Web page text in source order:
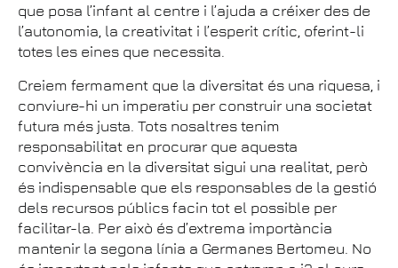
que posa l’infant al centre i l’ajuda a créixer des de
l’autonomia, la creativitat i l’esperit crític, oferint-li
totes les eines que necessita.
Creiem fermament que la diversitat és una riquesa, i
conviure-hi un imperatiu per construir una societat
futura més justa. Tots nosaltres tenim
responsabilitat en procurar que aquesta
convivència en la diversitat sigui una realitat, però
és indispensable que els responsables de la gestió
dels recursos públics facin tot el possible per
facilitar-la. Per això és d’extrema importància
mantenir la segona línia a Germanes Bertomeu. No